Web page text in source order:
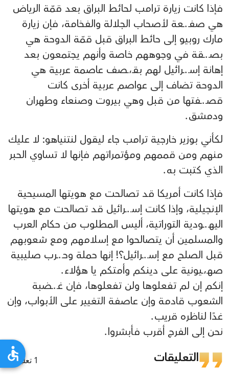
فإذا كانت زيارة ترامب لحائط البراق بعد قمّة الرياض
هي صفـ.ـعة لأصحاب الجلالة والفخامة، فإن زيارة
مارك روبيو إلى حائط البراق قبل قمّة الدوحة هي
بصـ.ـقة في وجوههم خاصة وأنهم يجتمعون بعد
إهانة إسـ.ـرائيل لهم بقـ،ـصف عاصمة عربية هي
الدوحة تضاف إلى عواصم عربية أخرى كانت
قصـ.ـفتها من قبل وهي بيروت وصنعاء وطهران
ودمشق.
لكأني بوزير خارجية ترامب جاء ليقول لنتنياهو: لا عليك
منهم ومن قممهم ومؤتمراتهم فإنها لا تساوي الحبر
الذي كتبت به.
فإذا كانت أمريكا قد تصالحت مع هويتها المسيحية
الإنجيلية، وإذا كانت إسـ.ـرائيل قد تصالحت مع هويتها
اليهـ.ـودية التوراتية، أليس المطلوب من حكام العرب
والمسلمين أن يتصالحوا مع إسلامهم ومع شعوبهم
قبل الصلح مع إسـ.ـرائيل؟! إنها حملة وحـ.ـرب صليبية
صهـ،ـيونية على دينكم وأمتكم يا هؤلاء.
إنكم إن لم تفعلوها ولن تفعلوها، فإن غـ.ـضبة
الشعوب قادمة وإن عاصفة التغيير على الأبواب، وإن
غدًا لناظره قريب.
نحن إلى الفرج أقرب فأبشروا.
التعليقات 1 تعليقات